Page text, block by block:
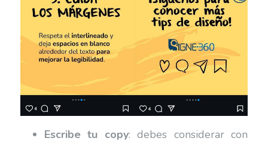
Escribe tu copy: debes considerar con